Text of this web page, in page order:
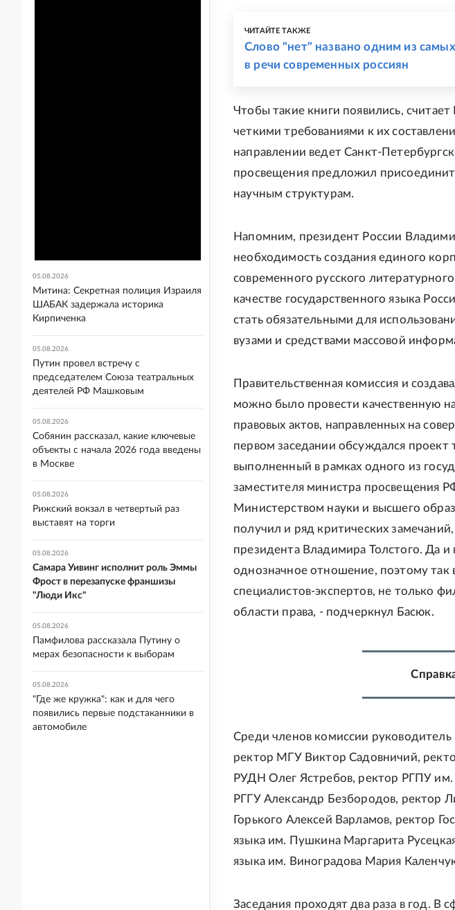
ЧИТАЙТЕ ТАКЖЕ
Слово "нет" названо одним из
в речи современных россиян
Чтобы такие книги появились,
четкими требованиями к их
направлении ведет Санкт-
просвещения предложил
научным структурам.
Напомним, президент России
необходимость создания единого
современного русского
качестве государственного языка
стать обязательными для
вузами и средствами массовой
Правительственная комиссия и
можно было провести качественную
правовых актов, направленных на
первом заседании обсуждался проект
выполненный в рамках одного из
заместителя министра просвещения
Министерством науки и высшего
получил и ряд критических
президента Владимира Толстого. Да
однозначное отношение, поэтому так
специалистов-экспертов, не только
области права, - подчеркнул Басюк.
Среди членов комиссии
ректор МГУ Виктор Садовничий,
РУДН Олег Ястребов, ректор РГПУ им.
РГГУ Александр Безбородов, ректор
Горького Алексей Варламов, ректор
языка им. Пушкина Маргарита
языка им. Виноградова Мария
Заседания проходят два раза в год. В
05.08.2026
Митина: Секретная полиция Израиля
ШАБАК задержала историка
Кирпиченка
05.08.2026
Путин провел встречу с
председателем Союза театральных
деятелей РФ Машковым
05.08.2026
Собянин рассказал, какие ключевые
объекты с начала 2026 года введены
в Москве
05.08.2026
Рижский вокзал в четвертый раз
выставят на торги
05.08.2026
Самара Уивинг исполнит роль Эммы
Фрост в перезапуске франшизы
"Люди Икс"
05.08.2026
Памфилова рассказала Путину о
мерах безопасности к выборам
05.08.2026
"Где же кружка": как и для чего
появились первые подстаканники в
автомобиле